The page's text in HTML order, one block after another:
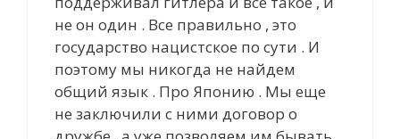
не он один . Все правильно , это
государство нацистское по сути . И
поэтому мы никогда не найдем
общий язык . Про Японию . Мы еще
не заключили с ними договор о